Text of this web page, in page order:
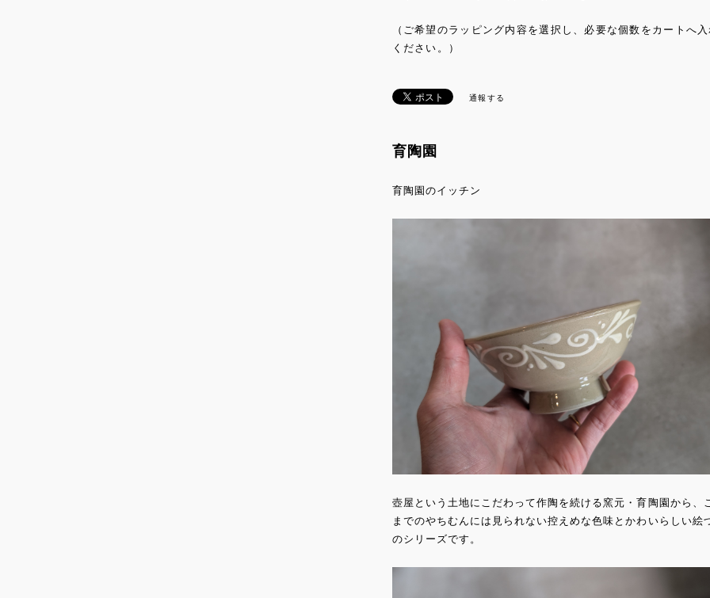
（ご希望のラッピング内容を選択し、必要な個数をカートへ
ください。）
通報する
育陶園
育陶園のイッチン
壺屋という土地にこだわって作陶を続ける窯元・育陶園から、
までのやちむんには見られない控えめな色味とかわいらしい絵
のシリーズです。